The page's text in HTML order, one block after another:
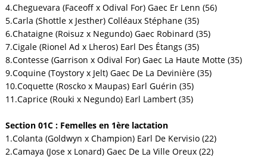
4.Cheguevara (Faceoff x Odival For) Gaec Er Lenn (56)
5.Carla (Shottle x Jesther) Colléaux Stéphane (35)
6.Chataigne (Roisuz x Negundo) Gaec Robinard (35)
7.Cigale (Rionel Ad x Lheros) Earl Des Étangs (35)
8.Contesse (Garrison x Odival For) Gaec La Haute Motte (35)
9.Coquine (Toystory x Jelt) Gaec De La Devinière (35)
10.Coquette (Roscko x Maupas) Earl Guérin (35)
11.Caprice (Rouki x Negundo) Earl Lambert (35)
Section 01C : Femelles en 1ère lactation
1.Colanta (Goldwyn x Champion) Earl De Kervisio (22)
2.Camaya (Jose x Lonard) Gaec De La Ville Oreux (22)